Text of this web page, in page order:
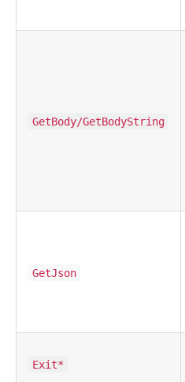
GetBody/GetBodyString
GetJson
Exit*